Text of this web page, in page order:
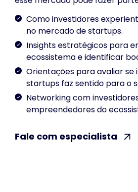
Como investidores
no mercado de startups.
Insights estratégicos para
ecossistema e identificar
Orientações para avaliar se
startups faz sentido para o
Networking com
empreendedores do
Fale com especialista